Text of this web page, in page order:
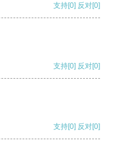
支持[0] 反对[0]
支持[0] 反对[0]
支持[0] 反对[0]